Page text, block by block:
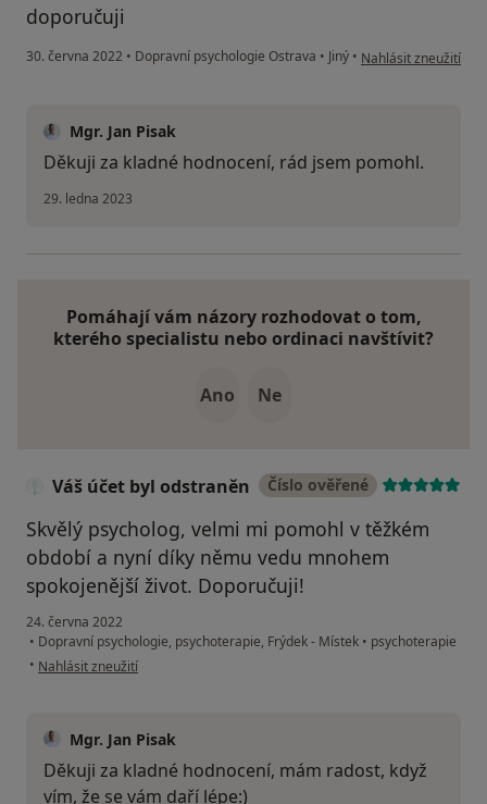
doporučuji
30. června 2022 • Dopravní psychologie Ostrava • Jiný • podle názoru
Nahlásit zneužití
Mgr. Jan Pisak
Děkuji za kladné hodnocení, rád jsem pomohl.
29. ledna 2023
Pomáhají vám názory rozhodovat o tom,
kterého specialistu nebo ordinaci navštívit?
Ano Ne
Váš účet byl odstraněn Číslo ověřené
Skvělý psycholog, velmi mi pomohl v těžkém
období a nyní díky němu vedu mnohem
spokojenější život. Doporučuji!
24. června 2022
• Dopravní psychologie, psychoterapie, Frýdek - Místek • psychoterapie
• podle názoru uživatele Váš účet byl odstraněn
Nahlásit zneužití
Mgr. Jan Pisak
Děkuji za kladné hodnocení, mám radost, když
vím, že se vám daří lépe:)